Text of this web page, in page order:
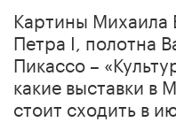
Картины Михаила
Петра I, полотна
Пикассо –
какие выставки в
стоит сходить в